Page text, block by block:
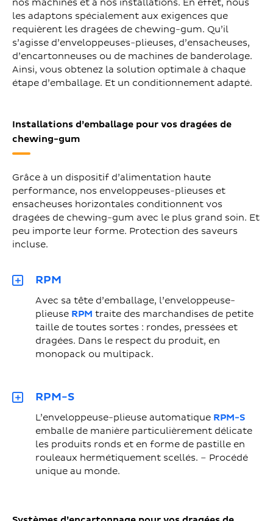
nos machines et à nos installations. En effet, nous
les adaptons spécialement aux exigences que
requièrent les dragées de chewing-gum. Qu’il
s’agisse d’enveloppeuses-plieuses, d’ensacheuses,
d’encartonneuses ou de machines de banderolage.
Ainsi, vous obtenez la solution optimale à chaque
étape d’emballage. Et un conditionnement adapté.
Installations d’emballage pour vos dragées de
chewing-gum
Grâce à un dispositif d’alimentation haute
performance, nos enveloppeuses-plieuses et
ensacheuses horizontales conditionnent vos
dragées de chewing-gum avec le plus grand soin. Et
peu importe leur forme. Protection des saveurs
incluse.
RPM
Avec sa tête d’emballage, l’enveloppeuse-
plieuse RPM traite des marchandises de petite
taille de toutes sortes : rondes, pressées et
dragées. Dans le respect du produit, en
monopack ou multipack.
RPM-S
L’enveloppeuse-plieuse automatique RPM-S
emballe de manière particulièrement délicate
les produits ronds et en forme de pastille en
rouleaux hermétiquement scellés. – Procédé
unique au monde.